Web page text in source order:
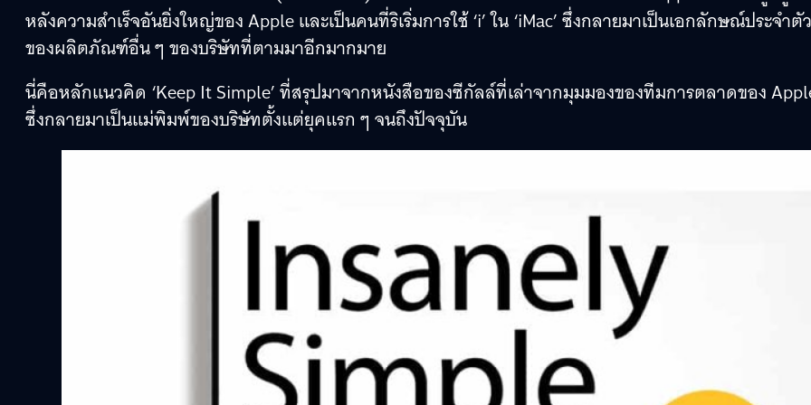
หลังความสำเร็จอันยิ่งใหญ่ของ Apple และเป็นคนที่ริเริ่มการใช้ ‘i’ ใน ‘iMac’ ซึ่งกลายมาเป็นเอกลักษณ์ประจำตัว
ของผลิตภัณฑ์อื่น ๆ ของบริษัทที่ตามมาอีกมากมาย
นี่คือหลักแนวคิด ‘Keep It Simple’ ที่สรุปมาจากหนังสือของซีกัลล์ที่เล่าจากมุมมองของทีมการตลาดของ
ซึ่งกลายมาเป็นแม่พิมพ์ของบริษัทตั้งแต่ยุคแรก ๆ จนถึงปัจจุบัน